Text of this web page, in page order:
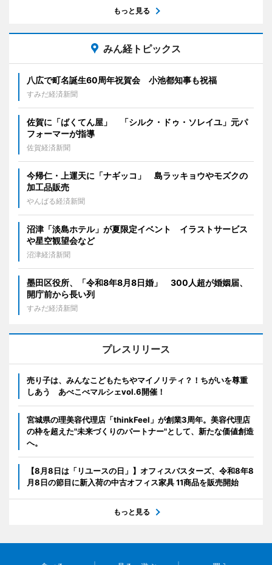
もっと見る
みん経トピックス
八広で町名誕生60周年祝賀会 小池都知事も祝福
すみだ経済新聞
佐賀に「ばくてん屋」 「シルク・ドゥ・ソレイユ」元パ
フォーマーが指導
佐賀経済新聞
今帰仁・上運天に「ナギッコ」 島ラッキョウやモズクの
加工品販売
やんばる経済新聞
沼津「淡島ホテル」が夏限定イベント イラストサービス
や星空観望会など
沼津経済新聞
墨田区役所、「令和8年8月8日婚」 300人超が婚姻届、
開庁前から長い列
すみだ経済新聞
プレスリリース
売り子は、みんなこどもたちやマイノリティ？！ちがいを尊重
しあう あべこべマルシェvol.6開催！
宮城県の理美容代理店「thinkFeel」が創業3周年。美容代理店
の枠を超えた"未来づくりのパートナー"として、新たな価値創造
へ。
【8月8日は「リユースの日」】オフィスバスターズ、令和8年8
月8日の節目に新入荷の中古オフィス家具 11商品を販売開始
もっと見る